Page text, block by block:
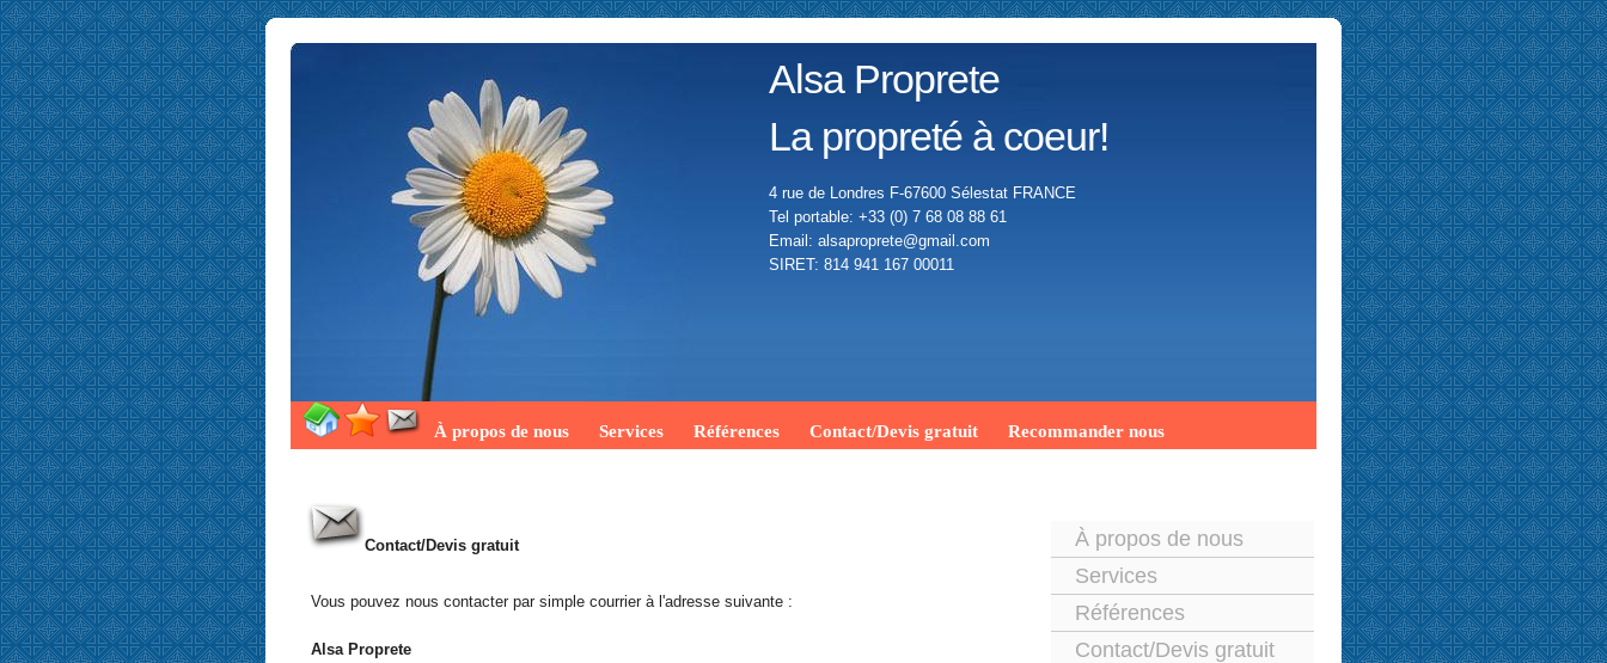
Alsa Proprete
La propreté à coeur!
4 rue de Londres F-67600 Sélestat FRANCE
Tel portable: +33 (0) 7 68 08 88 61
Email: alsaproprete@gmail.com
SIRET: 814 941 167 00011
À propos de nous Services Références Contact/Devis gratuit Recommander nous
Contact/Devis gratuit
Vous pouvez nous contacter par simple courrier à l'adresse suivante :
Alsa Proprete
À propos de nous
Services
Références
Contact/Devis gratuit